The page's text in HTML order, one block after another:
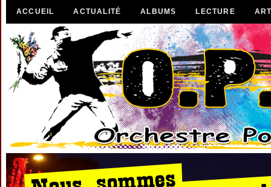
ACCUEIL ACTUALITÉ ALBUMS LECTURE